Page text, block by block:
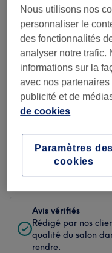
Propreté
Personnel
Filtrer les avis
Soin de
beauté
Avis vérifiés
Rédigé par nos
qualité du salon
rendre.
Nous utilisons nos
personnaliser le
des fonctionnalités
analyser notre trafic.
informations sur la
avec nos
publicité et de
de cookies
Paramètres des
cookies